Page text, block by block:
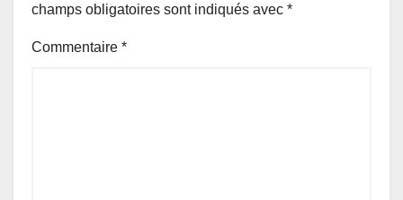
champs obligatoires sont indiqués avec *
Commentaire *